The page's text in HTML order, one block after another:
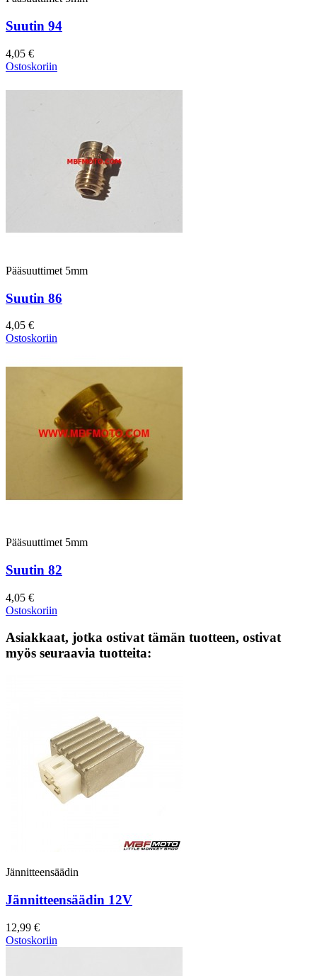
Suutin 94
4,05 €
Ostoskoriin
Pääsuuttimet 5mm
Suutin 86
4,05 €
Ostoskoriin
Pääsuuttimet 5mm
Suutin 82
4,05 €
Ostoskoriin
Asiakkaat, jotka ostivat tämän tuotteen, ostivat
myös seuraavia tuotteita:
Jännitteensäädin
Jännitteensäädin 12V
12,99 €
Ostoskoriin